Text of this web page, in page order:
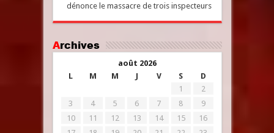
dénonce le massacre de trois inspecteurs
Archives
août 2026
L
M M J V S
D
1
2
3
4 5 6 7 8
9
10
11 12 13 14 15
16